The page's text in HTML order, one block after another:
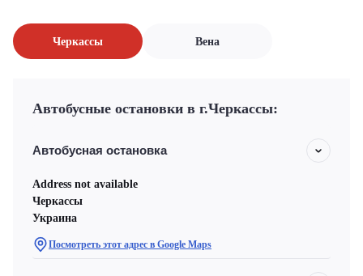
Черкассы Вена
Автобусные остановки в г.Черкассы:
Автобусная остановка
Address not available
Черкассы
Украина
Посмотреть этот адрес в Google Maps